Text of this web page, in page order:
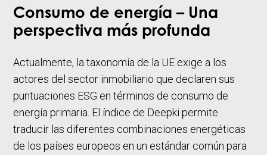
Consumo de energía – Una
perspectiva más profunda
Actualmente, la taxonomía de la UE exige a los
actores del sector inmobiliario que declaren sus
puntuaciones ESG en términos de consumo de
energía primaria. El índice de Deepki permite
traducir las diferentes combinaciones energéticas
de los países europeos en un estándar común para